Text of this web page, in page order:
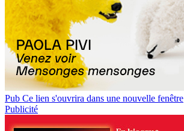
Pub Ce lien s'ouvrira dans une nouvelle fenêtre
Publicité